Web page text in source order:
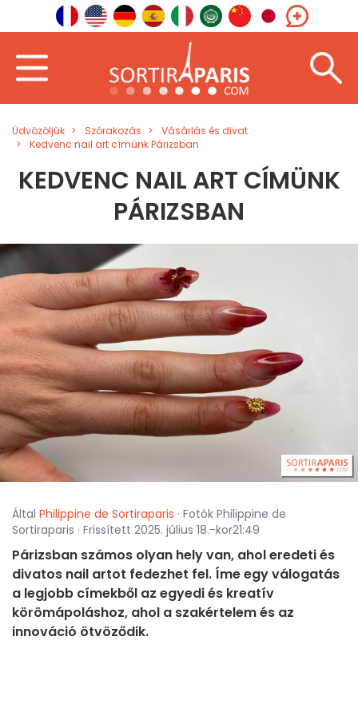
Üdvözöljük Szórakozás
Vásárlás és divat
Kedvenc nail art címünk Párizsban
KEDVENC NAIL ART CÍMÜNK
PÁRIZSBAN
Által Philippine de Sortiraparis · Fotók Philippine de
Sortiraparis · Frissített 2025. július 18.-kor21:49
Párizsban számos olyan hely van, ahol eredeti és
divatos nail artot fedezhet fel. Íme egy válogatás
a legjobb címekből az egyedi és kreatív
körömápoláshoz, ahol a szakértelem és az
innováció ötvöződik.